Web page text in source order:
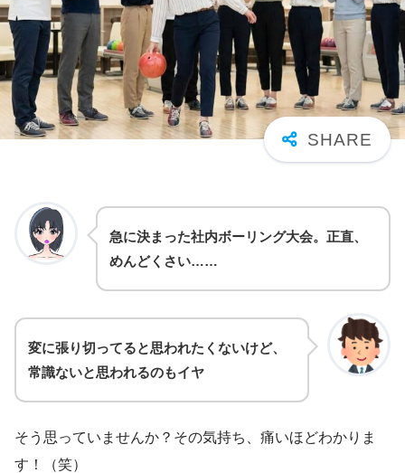
急に決まった社内ボーリング大会。正直、
めんどくさい……
変に張り切ってると思われたくないけど、
常識ないと思われるのもイヤ
そう思っていませんか？その気持ち、痛いほどわかりま
す！（笑）